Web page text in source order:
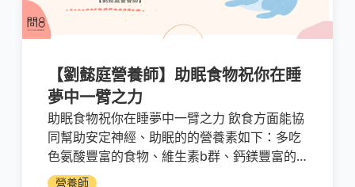
【劉懿庭營養師】助眠食物祝你在睡
夢中一臂之力
助眠食物祝你在睡夢中一臂之力 飲食方面能協
同幫助安定神經、助眠的的營養素如下：多吃
色氨酸豐富的食物、維生素b群、鈣鎂豐富的
食物
營養師